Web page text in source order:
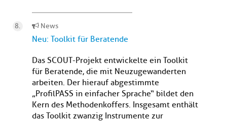
News
Neu: Toolkit für Beratende
Das SCOUT-Projekt entwickelte ein Toolkit
für Beratende, die mit Neuzugewanderten
arbeiten. Der hierauf abgestimmte
„ProfilPASS in einfacher Sprache“ bildet den
Kern des Methodenkoffers. Insgesamt enthält
das Toolkit zwanzig Instrumente zur